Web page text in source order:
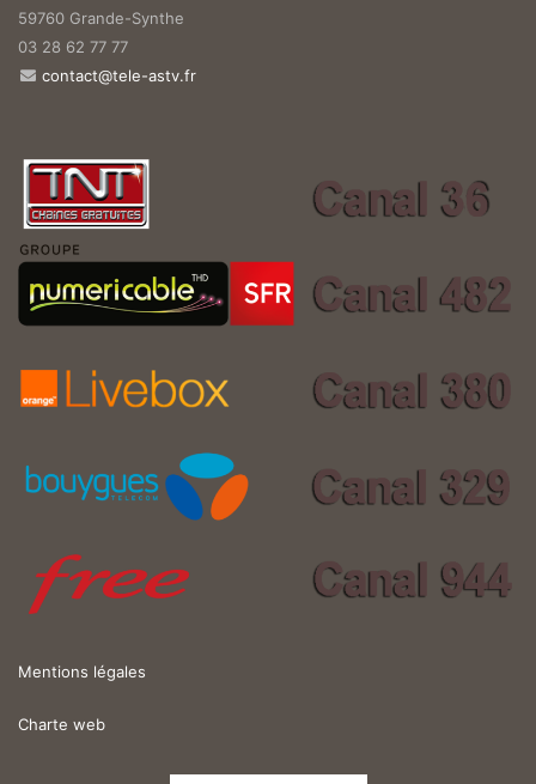
59760 Grande-Synthe
03 28 62 77 77
contact@tele-astv.fr
Mentions légales
Charte web